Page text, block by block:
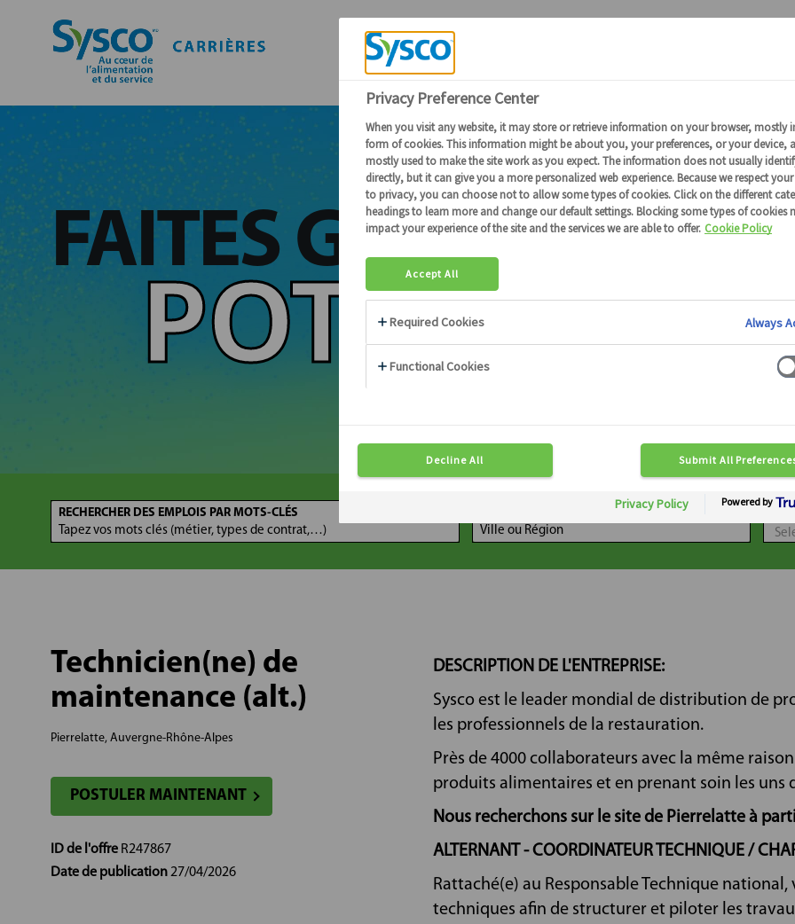
FAITES GRANDIR
POTENTIEL
RECHERCHER DES EMPLOIS PAR MOTS-CLÉS
Technicien(ne) de
maintenance (alt.)
Pierrelatte, Auvergne-Rhône-Alpes
POSTULER MAINTENANT
ID de l'offre R247867
Date de publication27/04/2026
DESCRIPTION DE L'ENTREPRISE:
Sysco est le leader mondial de distribution de
les professionnels de la restauration.
Près de 4000 collaborateurs avec la même
produits alimentaires et en prenant soin les uns
Nous recherchons sur le site de Pierrelatte à
ALTERNANT - COORDINATEUR TECHNIQUE /
Rattaché(e) au Responsable Technique
techniques afin de structurer et piloter les